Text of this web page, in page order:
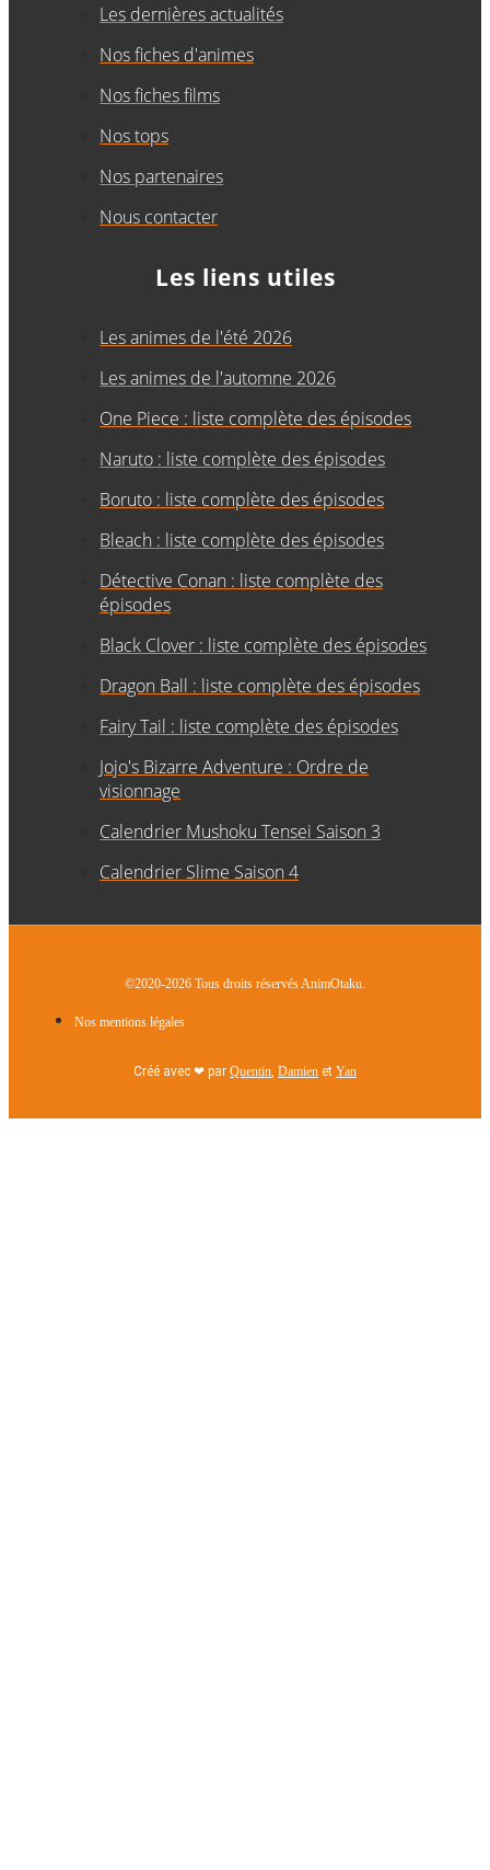
Les dernières actualités
Nos fiches d'animes
Nos fiches films
Nos tops
Nos partenaires
Nous contacter
Les liens utiles
Les animes de l'été 2026
Les animes de l'automne 2026
One Piece : liste complète des épisodes
Naruto : liste complète des épisodes
Boruto : liste complète des épisodes
Bleach : liste complète des épisodes
Détective Conan : liste complète des
épisodes
Black Clover : liste complète des épisodes
Dragon Ball : liste complète des épisodes
Fairy Tail : liste complète des épisodes
Jojo's Bizarre Adventure : Ordre de
visionnage
Calendrier Mushoku Tensei Saison 3
Calendrier Slime Saison 4
©2020-2026 Tous droits réservés AnimOtaku.
Nos mentions légales
Créé avec ❤ par Quentin, Damien et Yan